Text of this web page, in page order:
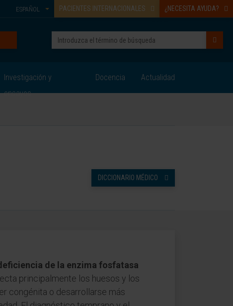
PACIENTES INTERNACIONALES ¿NECESITA AYUDA?
ESPAÑOL
Investigación y
ensayos
Docencia Actualidad
DICCIONARIO MÉDICO
de la enzima fosfatasa
principalmente los huesos y los
congénita o desarrollarse más